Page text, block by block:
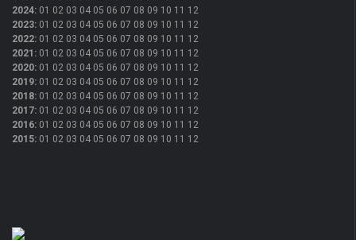
2024: 01 02 03 04 05 06 07 08 09 10 11 12
2023: 01 02 03 04 05 06 07 08 09 10 11 12
2022: 01 02 03 04 05 06 07 08 09 10 11 12
2021 : 01 02 03 04 05 06 07 08 09 10 11 12
2020: 01 02 03 04 05 06 07 08 09 10 11 12
2019: 01 02 03 04 05 06 07 08 09 10 11 12
2018: 01 02 03 04 05 06 07 08 09 10 11 12
2017: 01 02 03 04 05 06 07 08 09 10 11 12
2016: 01 02 03 04 05 06 07 08 09 10 11 12
2015: 01 02 03 04 05 06 07 08 09 10 11 12